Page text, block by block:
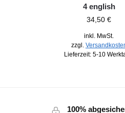
4 english
34,50€
inkl. MwSt.
zzgl.
Lieferzeit:5-10
100%